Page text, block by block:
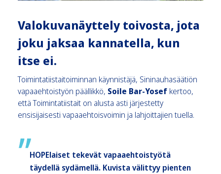
Valokuvanäyttely toivosta, jota
joku jaksaa kannatella, kun
itse ei.
Toimintatiistaitoiminnan käynnistäjä, Sininauhasäätiön
vapaaehtoistyön päällikkö, Soile Bar-Yosef kertoo,
että Toimintatiistait on alusta asti järjestetty
ensisijaisesti vapaaehtoisvoimin ja lahjoittajien tuella.
HOPElaiset tekevät vapaaehtoistyötä
täydellä sydämellä. Kuvista välittyy pienten